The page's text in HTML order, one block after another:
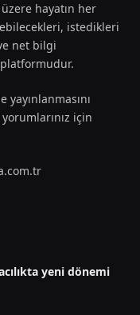
hayatın her
istedikleri
net bilgi
için
yeni dönemi